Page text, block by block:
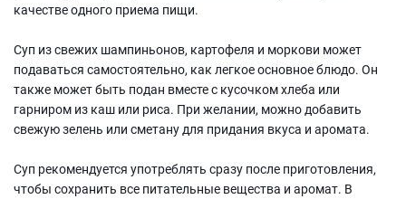
качестве одного приема пищи.
Суп из свежих шампиньонов, картофеля и моркови может
подаваться самостоятельно, как легкое основное блюдо. Он
также может быть подан вместе с кусочком хлеба или
гарниром из каш или риса. При желании, можно добавить
свежую зелень или сметану для придания вкуса и аромата.
Суп рекомендуется употреблять сразу после приготовления,
чтобы сохранить все питательные вещества и аромат. В